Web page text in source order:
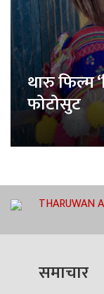
थारु फिल्म
फोटोसुट
THARUWAN
समाचार